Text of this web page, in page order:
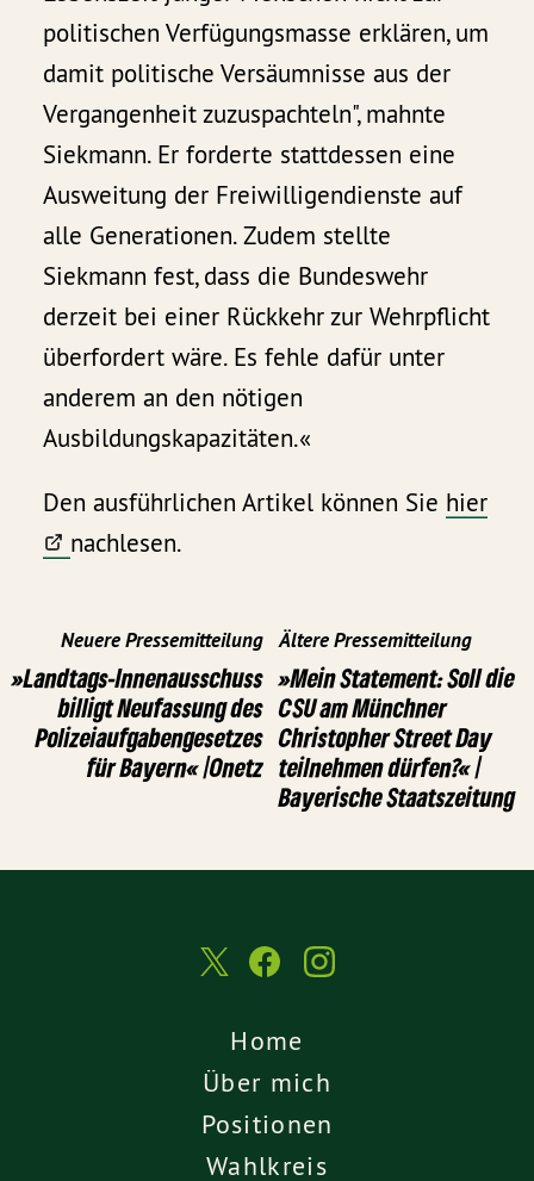
politischen Verfügungsmasse erklären, um
damit politische Versäumnisse aus der
Vergangenheit zuzuspachteln", mahnte
Siekmann. Er forderte stattdessen eine
Ausweitung der Freiwilligendienste auf
alle Generationen. Zudem stellte
Siekmann fest, dass die Bundeswehr
derzeit bei einer Rückkehr zur Wehrpflicht
überfordert wäre. Es fehle dafür unter
anderem an den nötigen
Ausbildungskapazitäten.«
Den ausführlichen Artikel können Sie hier
nachlesen.
Neuere Pressemitteilung
»Landtags-Innenausschuss
billigt Neufassung des
Polizeiaufgabengesetzes
für Bayern« |Onetz
Ältere Pressemitteilung
»Mein Statement: Soll die
CSU am Münchner
Christopher Street Day
teilnehmen dürfen?« |
Bayerische Staatszeitung
Home
Über mich
Positionen
Wahlkreis